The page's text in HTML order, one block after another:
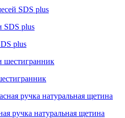
SDS plus
plus
ручка натуральная щетина